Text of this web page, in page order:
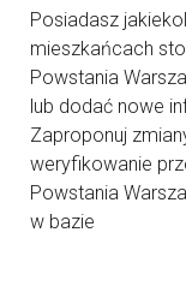
Posiadasz
mieszkańcach
Powstania
lub dodać nowe
Zaproponuj
weryfikowanie
Powstania
w bazie